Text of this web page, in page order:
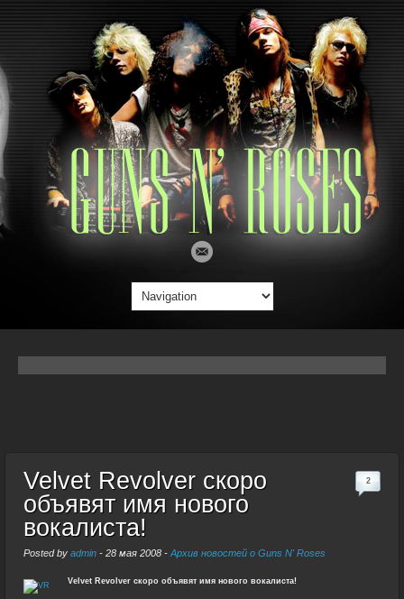
Velvet Revolver скоро
объявят имя нового
вокалиста!
Posted by admin - 28 мая 2008 - Архив новостей о Guns N' Roses
2
Velvet Revolver скоро объявят имя нового вокалиста!